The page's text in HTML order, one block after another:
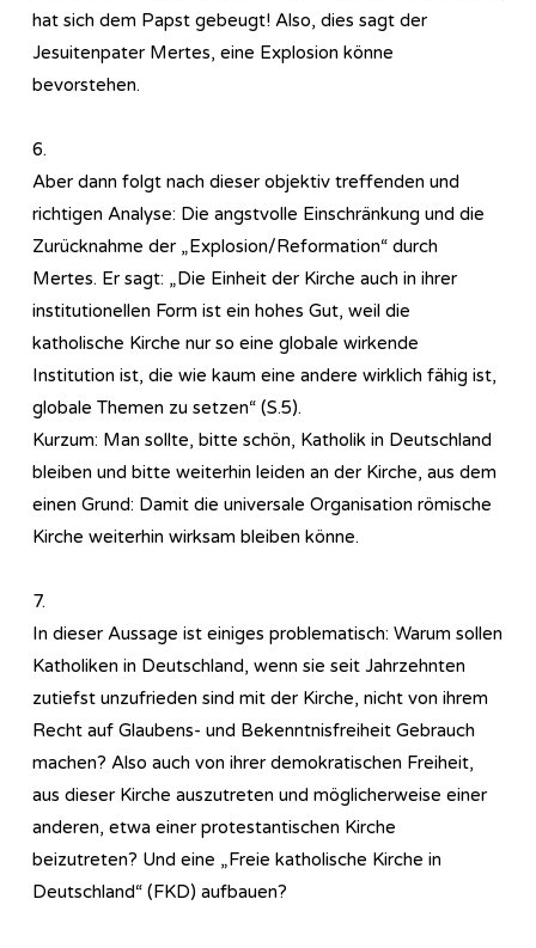
hat sich dem Papst gebeugt! Also, dies sagt der
Jesuitenpater Mertes, eine Explosion könne
bevorstehen.
6.
Aber dann folgt nach dieser objektiv treffenden und
richtigen Analyse: Die angstvolle Einschränkung und die
Zurücknahme der „Explosion/Reformation“ durch
Mertes. Er sagt: „Die Einheit der Kirche auch in ihrer
institutionellen Form ist ein hohes Gut, weil die
katholische Kirche nur so eine globale wirkende
Institution ist, die wie kaum eine andere wirklich fähig ist,
globale Themen zu setzen“ (S.5).
Kurzum: Man sollte, bitte schön, Katholik in Deutschland
bleiben und bitte weiterhin leiden an der Kirche, aus dem
einen Grund: Damit die universale Organisation römische
Kirche weiterhin wirksam bleiben könne.
7.
In dieser Aussage ist einiges problematisch: Warum sollen
Katholiken in Deutschland, wenn sie seit Jahrzehnten
zutiefst unzufrieden sind mit der Kirche, nicht von ihrem
Recht auf Glaubens- und Bekenntnisfreiheit Gebrauch
machen? Also auch von ihrer demokratischen Freiheit,
aus dieser Kirche auszutreten und möglicherweise einer
anderen, etwa einer protestantischen Kirche
beizutreten? Und eine „Freie katholische Kirche in
Deutschland“ (FKD) aufbauen?